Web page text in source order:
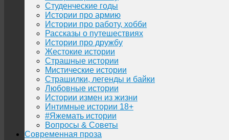
Студенческие годы
Истории про армию
Истории про работу, хобби
Рассказы о путешествиях
Истории про дружбу
Жестокие истории
Страшные истории
Мистические истории
Страшилки, легенды и байки
Любовные истории
Истории измен из жизни
Интимные истории 18+
#Яжемать истории
Вопросы & Советы
Современная проза